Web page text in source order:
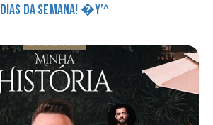
DIAS DA SEMANA! �Y’^